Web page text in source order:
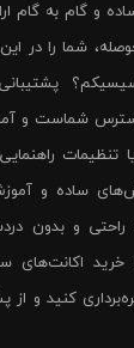
و گام به گام
شما را در
شماست و
تنظیمات
ساده و
و بدون
خرید
کنید و از